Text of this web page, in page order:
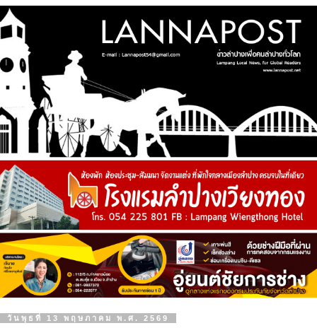
วันพุธที่ 13 พฤษภาคม พ.ศ. 2569